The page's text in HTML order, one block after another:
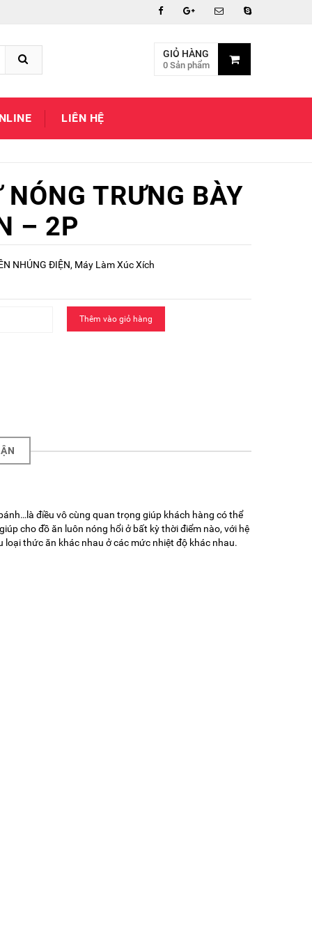
GIỎ HÀNG
0 Sản phẩm
LIÊN HỆ
NÓNG TRƯNG BÀY
– 2P
NHÚNG ĐIỆN, Máy Làm Xúc Xích
Thêm vào giỏ hàng
điều vô cùng quan trọng giúp khách hàng có thể
cho đồ ăn luôn nóng hổi ở bất kỳ thời điểm nào, với hệ
thức ăn khác nhau ở các mức nhiệt độ khác nhau.